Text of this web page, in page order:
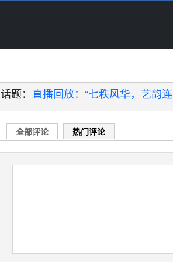
话题： 直播回放：“七秩风华，艺韵
全部评论 热门评论